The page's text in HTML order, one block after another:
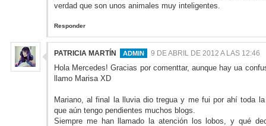
verdad que son unos animales muy inteligentes.
Responder
PATRICIA MARTÍN 9 DE ABRIL DE 2012 A LAS 12:46
Hola Mercedes! Gracias por comenttar, aunque hay ua
llamo Marisa XD
Mariano, al final la lluvia dio tregua y me fui por ahí toda
que aún tengo pendientes muchos blogs.
Siempre me han llamado la atención los lobos, y qué